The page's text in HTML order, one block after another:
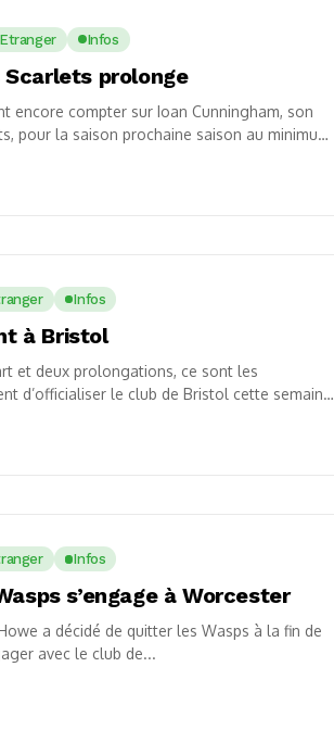
Infos
Scarlets prolonge
encore compter sur Ioan Cunningham, son
pour la saison prochaine saison au minimum
Infos
à Bristol
et deux prolongations, ce sont les
d’officialiser le club de Bristol cette semaine.
Infos
s’engage à Worcester
a décidé de quitter les Wasps à la fin de
avec le club de...